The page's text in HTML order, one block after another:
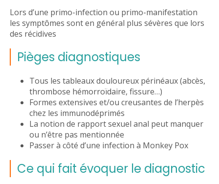
Lors d’une primo-infection ou primo-manifestation
les symptômes sont en général plus sévères que lors
des récidives
Pièges diagnostiques
Tous les tableaux douloureux périnéaux (abcès,
thrombose hémorroïdaire, fissure…)
Formes extensives et/ou creusantes de l’herpès
chez les immunodéprimés
La notion de rapport sexuel anal peut manquer
ou n’être pas mentionnée
Passer à côté d’une infection à Monkey Pox
Ce qui fait évoquer le diagnostic